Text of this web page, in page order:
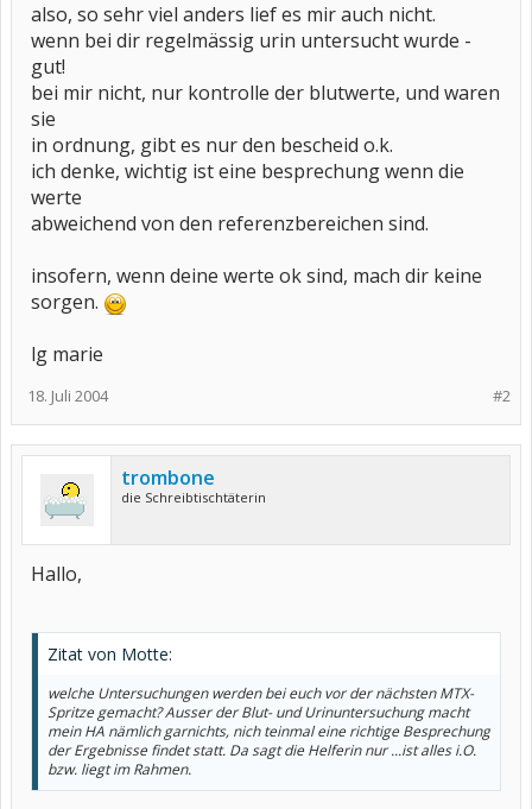
also, so sehr viel anders lief es mir auch nicht.
wenn bei dir regelmässig urin untersucht wurde -
gut!
bei mir nicht, nur kontrolle der blutwerte, und waren
sie
in ordnung, gibt es nur den bescheid o.k.
ich denke, wichtig ist eine besprechung wenn die
werte
abweichend von den referenzbereichen sind.
insofern, wenn deine werte ok sind, mach dir keine
sorgen.
lg marie
#2
18. Juli 2004
trombone
die Schreibtischtäterin
Hallo,
Zitat von Motte:
welche Untersuchungen werden bei euch vor der nächsten MTX-
Spritze gemacht? Ausser der Blut- und Urinuntersuchung macht
mein HA nämlich garnichts, nich teinmal eine richtige Besprechung
der Ergebnisse findet statt. Da sagt die Helferin nur ...ist alles i.O.
bzw. liegt im Rahmen.